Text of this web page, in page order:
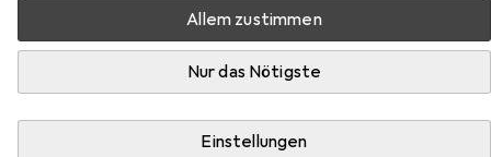
Allem zustimmen
Nur das Nötigste
Einstellungen
Hier findest du passendes Zubehör zum Produkt Vicco
Küchenunterschrank R-Line aus der Kategorie
Möbelgleiter + Schutzpuffer.